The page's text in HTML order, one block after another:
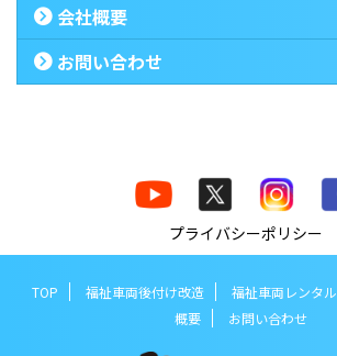
会社概要
お問い合わせ
プライバシーポリシー
TOP 福祉車両後付け改造 福祉車両レンタル
概要
お問い合わせ